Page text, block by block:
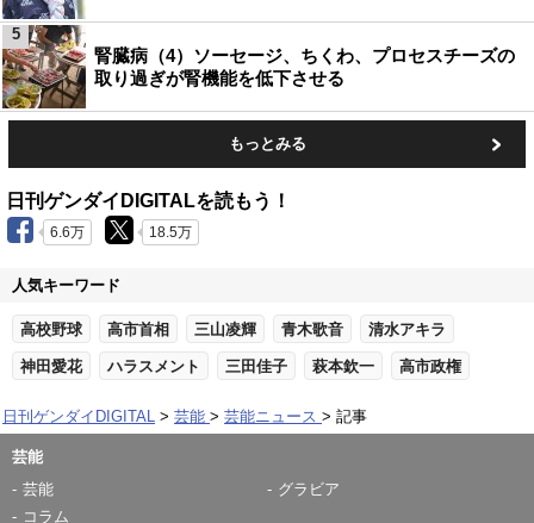
腎臓病（4）ソーセージ、ちくわ、プロセスチーズの
取り過ぎが腎機能を低下させる
5
もっとみる
日刊ゲンダイDIGITALを読もう！
6.6万 18.5万
人気キーワード
高校野球 高市首相 三山凌輝 青木歌音 清水アキラ
神田愛花 ハラスメント 三田佳子 萩本欽一 高市政権
日刊ゲンダイDIGITAL 芸能 芸能ニュース 記事
芸能
芸能
グラビア
コラム